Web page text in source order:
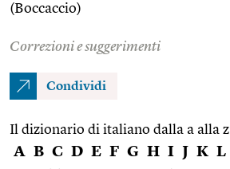
(Boccaccio)
Correzioni e suggerimenti
Condividi
Il dizionario di italiano dalla a alla z
A B C D E F G H I J K L